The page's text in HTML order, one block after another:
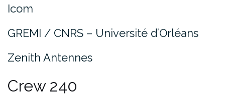
Icom
GREMI / CNRS – Université d’Orléans
Zenith Antennes
Crew 240